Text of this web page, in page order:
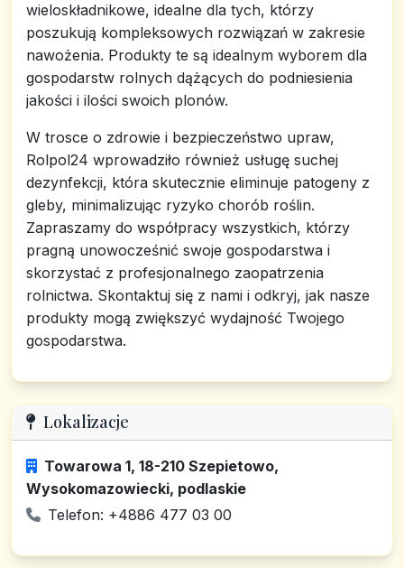
wieloskładnikowe, idealne dla tych, którzy
poszukują kompleksowych rozwiązań w zakresie
nawożenia. Produkty te są idealnym wyborem dla
gospodarstw rolnych dążących do podniesienia
jakości i ilości swoich plonów.
W trosce o zdrowie i bezpieczeństwo upraw,
Rolpol24 wprowadziło również usługę suchej
dezynfekcji, która skutecznie eliminuje patogeny z
gleby, minimalizując ryzyko chorób roślin.
Zapraszamy do współpracy wszystkich, którzy
pragną unowocześnić swoje gospodarstwa i
skorzystać z profesjonalnego zaopatrzenia
rolnictwa. Skontaktuj się z nami i odkryj, jak nasze
produkty mogą zwiększyć wydajność Twojego
gospodarstwa.
Lokalizacje
Towarowa 1, 18-210 Szepietowo,
Wysokomazowiecki, podlaskie
Telefon: +4886 477 03 00